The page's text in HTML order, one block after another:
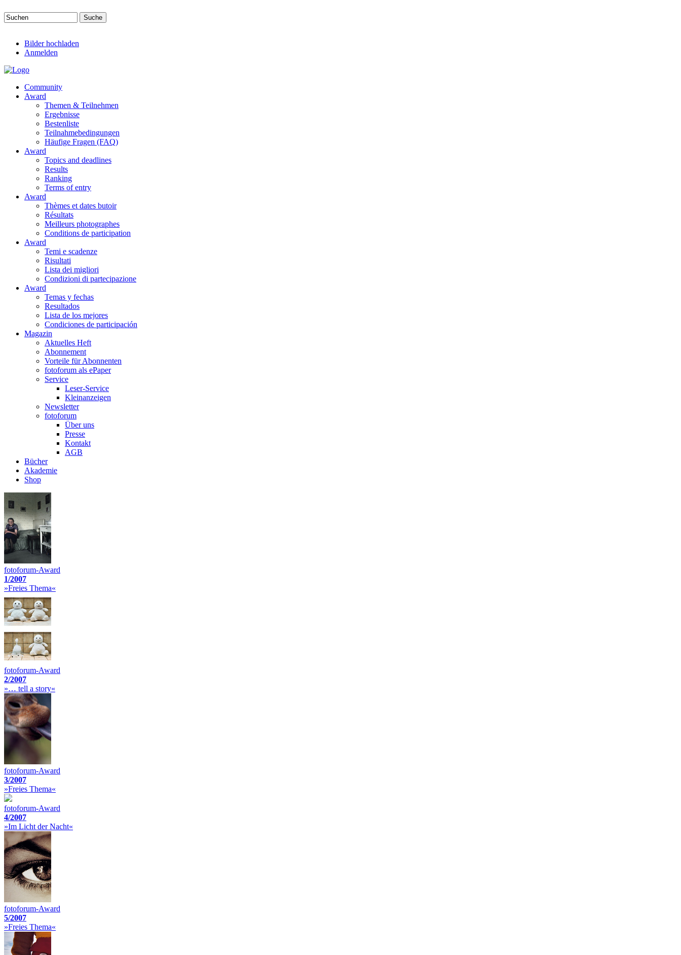
Suchformular
Suchen
Bilder hochladen
Anmelden
Community
Award
Themen & Teilnehmen
Ergebnisse
Bestenliste
Teilnahmebedingungen
Häufige Fragen (FAQ)
Award
Topics and deadlines
Results
Ranking
Terms of entry
Award
Thèmes et dates butoir
Résultats
Meilleurs photographes
Conditions de participation
Award
Temi e scadenze
Risultati
Lista dei migliori
Condizioni di partecipazione
Award
Temas y fechas
Resultados
Lista de los mejores
Condiciones de participación
Magazin
Aktuelles Heft
Abonnement
Vorteile für Abonnenten
fotoforum als ePaper
Service
Leser-Service
Kleinanzeigen
Newsletter
fotoforum
Über uns
Presse
Kontakt
AGB
Bücher
Akademie
Shop
fotoforum-Award
1/2007
»Freies Thema«
fotoforum-Award
2/2007
»… tell a story«
fotoforum-Award
3/2007
»Freies Thema«
fotoforum-Award
4/2007
»Im Licht der Nacht«
fotoforum-Award
5/2007
»Freies Thema«